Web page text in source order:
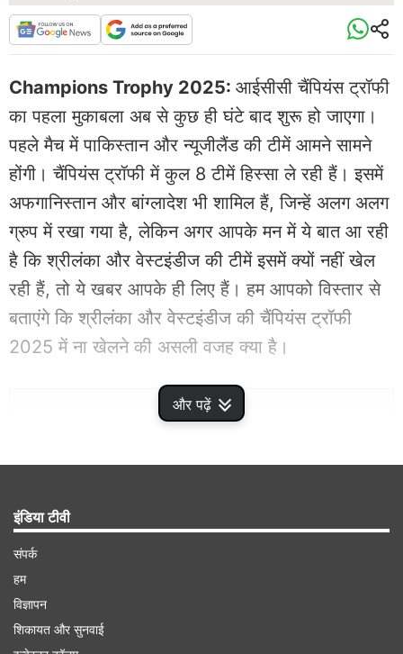
और पढ़ें
Champions Trophy 2025: आईसीसी चैंपियंस ट्रॉफी
का पहला मुकाबला अब से कुछ ही घंटे बाद शुरू हो जाएगा।
पहले मैच में पाकिस्तान और न्यूजीलैंड की टीमें आमने सामने
होंगी। चैंपियंस ट्रॉफी में कुल 8 टीमें हिस्सा ले रही हैं। इसमें
अफगानिस्तान और बांग्लादेश भी शामिल हैं,​ जिन्हें अलग अलग
ग्रुप में रखा गया है, लेकिन अगर आपके मन में ये बात आ रही
है कि श्रीलंका और वेस्टइंडीज की टीमें इसमें क्यों नहीं खेल
रही हैं, तो ये खबर आपके ही लिए हैं। हम आपको विस्तार से
बताएंगे कि श्रीलंका और वेस्टइंडीज की चैंपियंस ट्रॉफी
2025 में ना खेलने की असली वजह क्या है।
Advertisement
इंडिया टीवी
संपर्क
हम
विज्ञापन
शिकायत और सुनवाई